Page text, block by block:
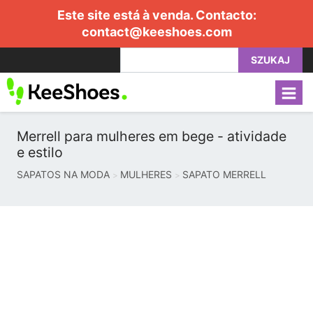
Este site está à venda. Contacto:
contact@keeshoes.com
SZUKAJ
Merrell para mulheres em bege - atividade
e estilo
SAPATOS NA MODA MULHERES SAPATO MERRELL